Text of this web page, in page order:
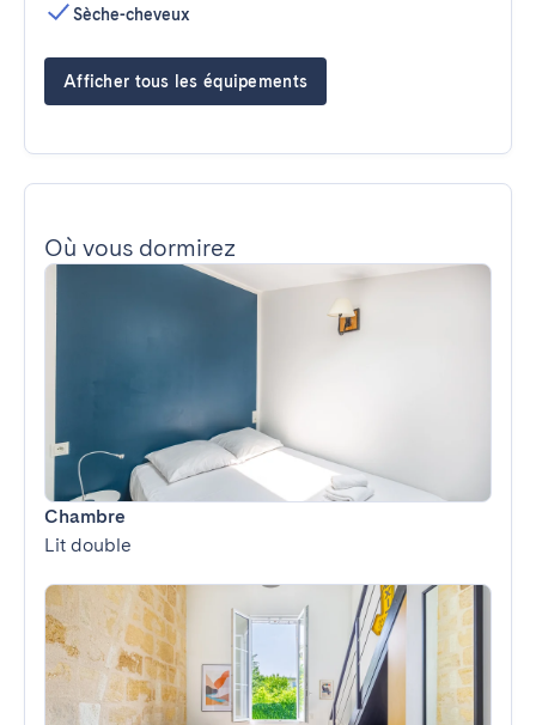
Sèche-cheveux
Afficher tous les équipements
Où vous dormirez
Chambre
Lit double